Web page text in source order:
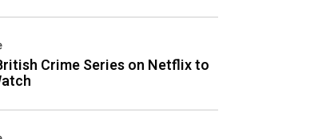
Crime Series on Netflix to